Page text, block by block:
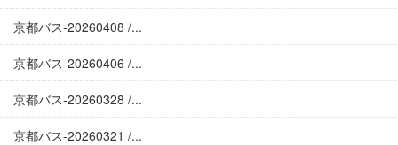
京都バス-20260408 /...
京都バス-20260406 /...
京都バス-20260328 /...
京都バス-20260321 /...